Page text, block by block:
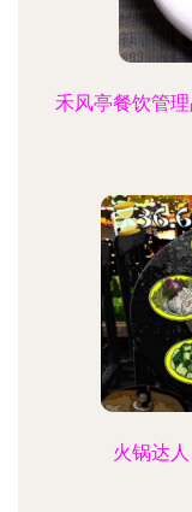
禾风亭餐饮管
火锅达